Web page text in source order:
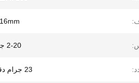
2-20 جم/م
23 جرام دقيقة